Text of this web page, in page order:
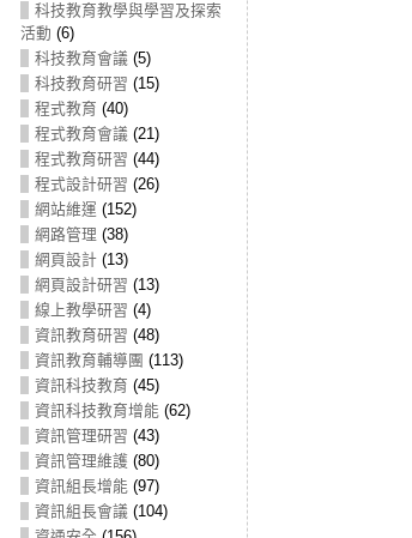
科技教育教學與學習及探索
活動 (6)
科技教育會議 (5)
科技教育研習 (15)
程式教育 (40)
程式教育會議 (21)
程式教育研習 (44)
程式設計研習 (26)
網站維運 (152)
網路管理 (38)
網頁設計(13)
網頁設計研習 (13)
線上教學研習 (4)
資訊教育研習 (48)
資訊教育輔導團 (113)
資訊科技教育 (45)
資訊科技教育增能(62)
資訊管理研習 (43)
資訊管理維護(80)
資訊組長增能(97)
資訊組長會議 (104)